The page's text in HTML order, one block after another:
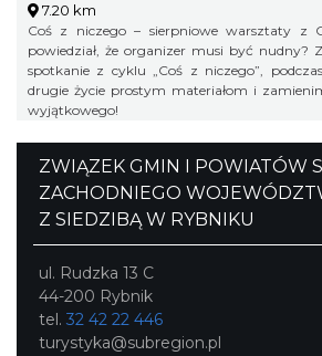
7.20 km
Coś z niczego – sierpniowe warsztaty z
powiedział, że organizer musi być nudny?
spotkanie z cyklu „Coś z niczego”,
drugie życie prostym materiałom i
wyjątkowego!
ZWIĄZEK GMIN I POWIATÓW
ZACHODNIEGO
Z SIEDZIBĄ W RYBNIKU
ul. Rudzka 13 C
44-200 Rybnik
tel. 32 42 22 446
turystyka@subregion.pl